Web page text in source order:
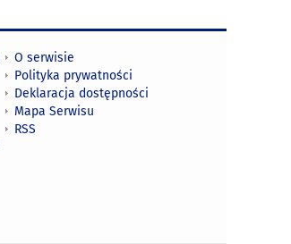
O serwisie
Polityka prywatności
Deklaracja dostępności
Mapa Serwisu
RSS